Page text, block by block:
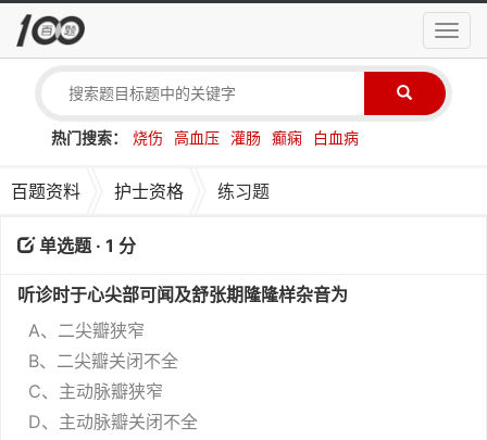
导
航
热门搜索： 烧伤 高血压 灌肠 癫痫 白血病
百题资料 护士资格 练习题
单选题 · 1 分
听诊时于心尖部可闻及舒张期隆隆样杂音为
A、二尖瓣狭窄
B、二尖瓣关闭不全
C、主动脉瓣狭窄
D、主动脉瓣关闭不全